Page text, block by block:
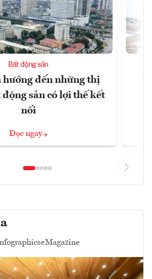
Bất động sản
hướng đến những thị
sản có lợi thế kết
nối
Đọc ngay
eMagazine